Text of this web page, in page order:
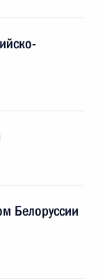
Белоруссии